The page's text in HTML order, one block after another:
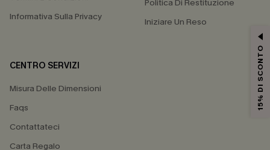
Informativa Sulla Privacy
Politica Di Restituzione
Iniziare Un Reso
CENTRO SERVIZI
Misura Delle Dimensioni
Faqs
Contattateci
Carta Regalo
15% DI SCONTO